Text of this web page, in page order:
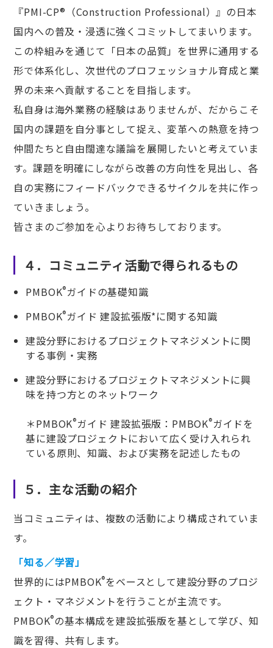
『PMI-CP®（Construction Professional）』の日本
国内への普及・浸透に強くコミットしてまいります。
この枠組みを通じて「日本の品質」を世界に通用する
形で体系化し、次世代のプロフェッショナル育成と業
界の未来へ貢献することを目指します。
私自身は海外業務の経験はありませんが、だからこそ
国内の課題を自分事として捉え、変革への熱意を持つ
仲間たちと自由闊達な議論を展開したいと考えていま
す。課題を明確にしながら改善の方向性を見出し、各
自の実務にフィードバックできるサイクルを共に作っ
ていきましょう。
皆さまのご参加を心よりお待ちしております。
４．コミュニティ活動で得られるもの
PMBOK®ガイドの基礎知識
PMBOK®ガイド 建設拡張版*に関する知識
建設分野におけるプロジェクトマネジメントに関
する事例・実務
建設分野におけるプロジェクトマネジメントに興
味を持つ方とのネットワーク
＊PMBOK®ガイド 建設拡張版：PMBOK®ガイドを
基に建設プロジェクトにおいて広く受け入れられ
ている原則、知識、および実務を記述したもの
５．主な活動の紹介
当コミュニティは、複数の活動により構成されていま
す。
「知る／学習」
世界的にはPMBOK®をベースとして建設分野のプロジ
ェクト・マネジメントを行うことが主流です。
PMBOK®の基本構成を建設拡張版を基として学び、知
識を習得、共有します。